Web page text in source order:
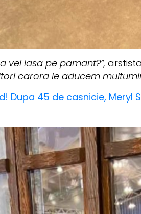
vei lasa pe pamant?”,
carora le aducem
Dupa 45 de casnicie, Meryl